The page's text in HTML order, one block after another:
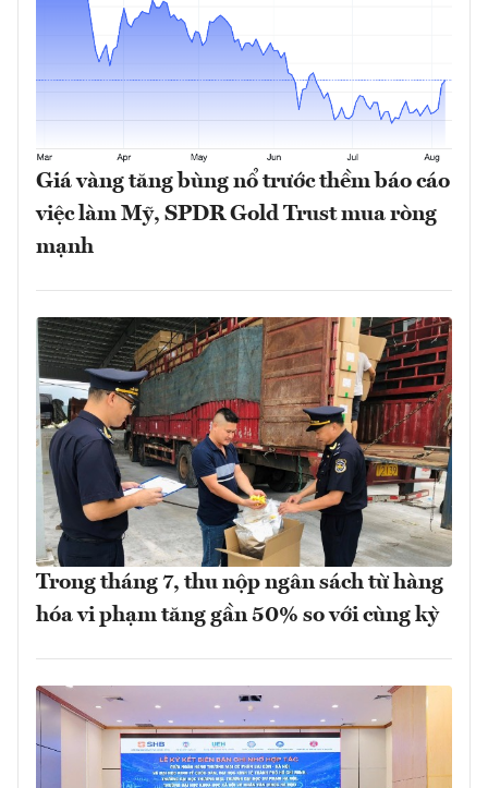
Giá vàng tăng bùng nổ trước thềm báo cáo
việc làm Mỹ, SPDR Gold Trust mua ròng
mạnh
Trong tháng 7, thu nộp ngân sách từ hàng
hóa vi phạm tăng gần 50% so với cùng kỳ